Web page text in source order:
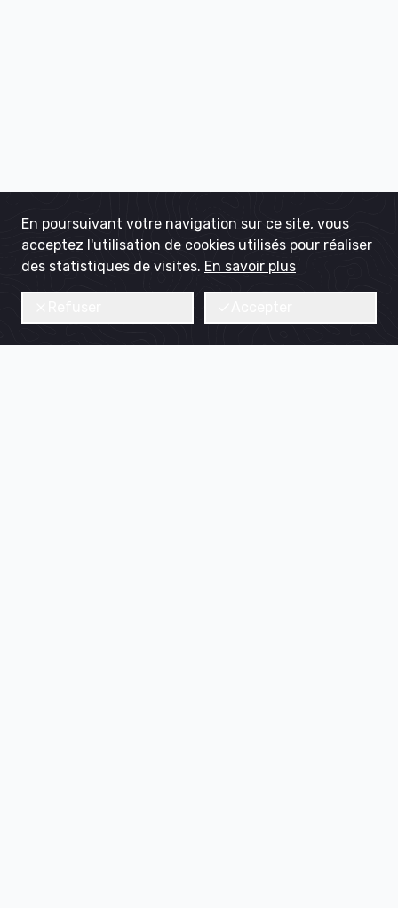
En poursuivant votre navigation sur ce site, vous
acceptez l'utilisation de cookies utilisés pour réaliser
des statistiques de visites. En savoir plus